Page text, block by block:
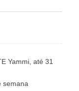
Yammi, até 31
semana